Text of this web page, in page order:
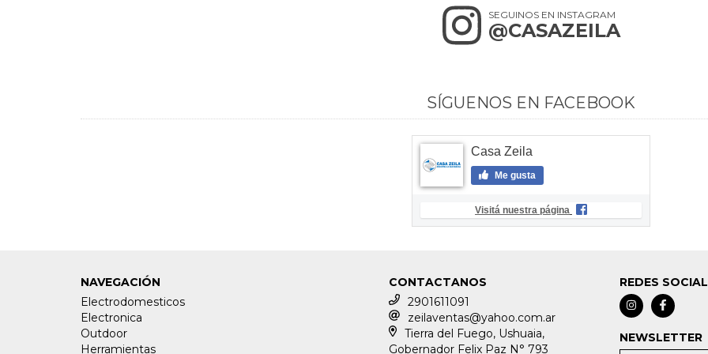
SEGUINOS EN INSTAGRAM
@CASAZEILA
SÍGUENOS EN FACEBOOK
Casa Zeila
Me gusta
Visitá nuestra página
NAVEGACIÓN
Electrodomesticos
Electronica
Outdoor
Herramientas
CONTACTANOS
2901611091
zeilaventas@yahoo.com.ar
Tierra del Fuego, Ushuaia,
Gobernador Felix Paz N° 793
REDES
NEWSLETTER